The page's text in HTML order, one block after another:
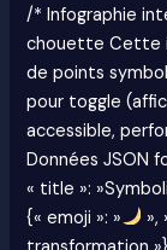
/* Infographie
chouette Cette
de points
pour toggle
accessible,
Données JSON
« title »:
{« emoji »: »
»,